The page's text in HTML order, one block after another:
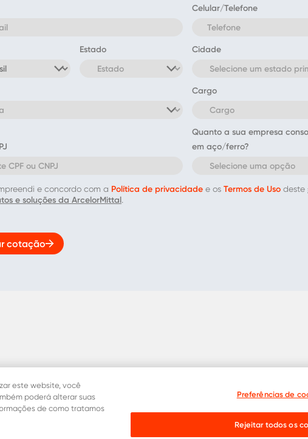
Celular/Telefone
Estado Cidade
Cargo
Quanto a sua empresa
em aço/ferro?
e concordo com a Política de privacidade e os Termos de Uso deste
e soluções da ArcelorMittal.
cotação
este website, você
poderá alterar suas
de como tratamos
Preferências de
Rejeitar todos os